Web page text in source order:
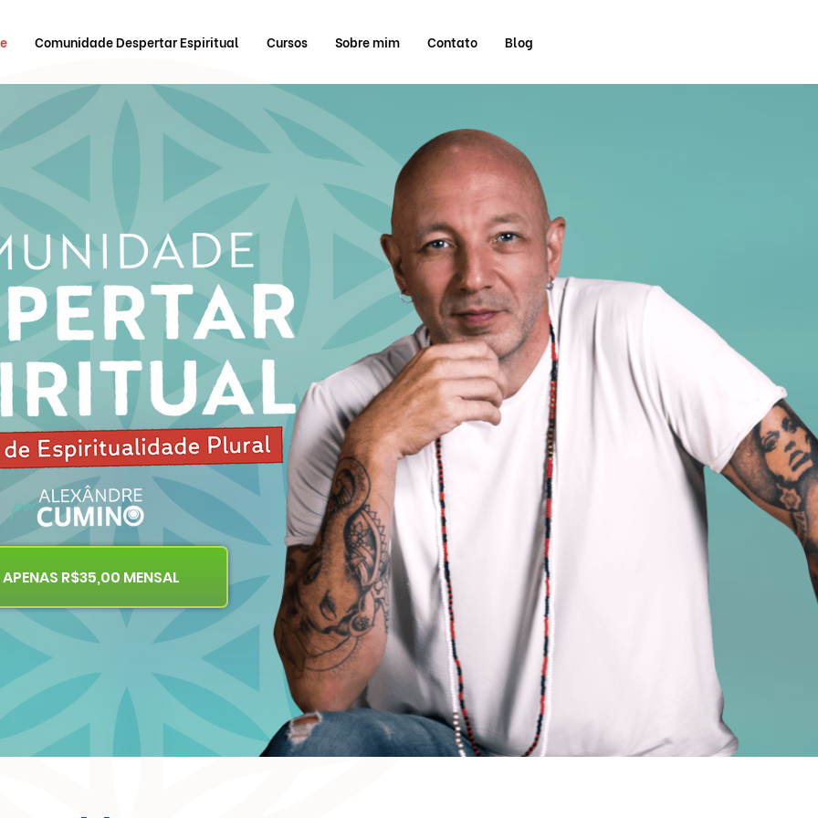
Comunidade Despertar Espiritual Cursos Sobre mim Contato Blog
R$35,00 MENSAL